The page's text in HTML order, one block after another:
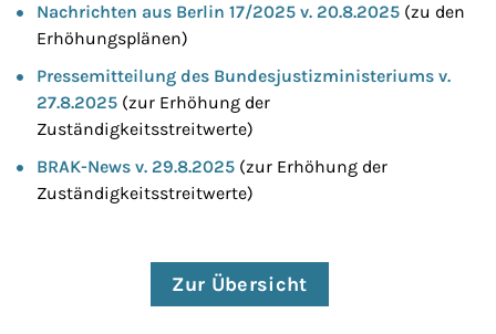
Nachrichten aus Berlin 17/2025 v. 20.8.2025 (zu den
Erhöhungsplänen)
Pressemitteilung des Bundesjustizministeriums v.
27.8.2025 (zur Erhöhung der
Zuständigkeitsstreitwerte)
BRAK-News v. 29.8.2025 (zur Erhöhung der
Zuständigkeitsstreitwerte)
Zur Übersicht